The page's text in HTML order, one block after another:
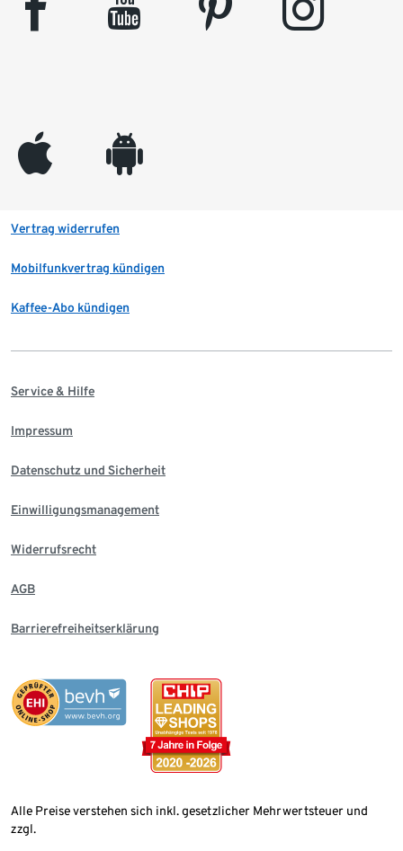
facebook youtube pinterest instagram
appleinc android
Vertrag widerrufen
Mobilfunkvertrag kündigen
Kaffee-Abo kündigen
Service & Hilfe
Impressum
Datenschutz und Sicherheit
Einwilligungsmanagement
Widerrufsrecht
AGB
Barrierefreiheitserklärung
Alle Preise verstehen sich inkl. gesetzlicher Mehrwertsteuer und
zzgl.